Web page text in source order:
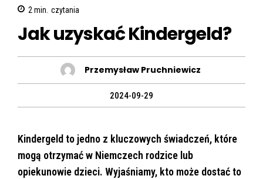
2 min. czytania
Jak uzyskać Kindergeld?
Przemysław Pruchniewicz
2024-09-29
Kindergeld to jedno z kluczowych świadczeń, które
mogą otrzymać w Niemczech rodzice lub
opiekunowie dzieci. Wyjaśniamy, kto może dostać to